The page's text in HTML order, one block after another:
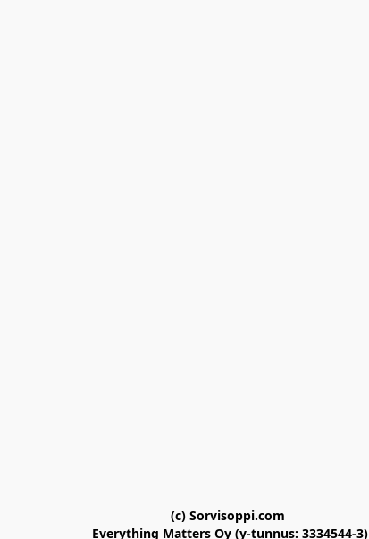
(c) Sorvisoppi.com
Everything Matters Oy (y-tunnus: 3334544-3)